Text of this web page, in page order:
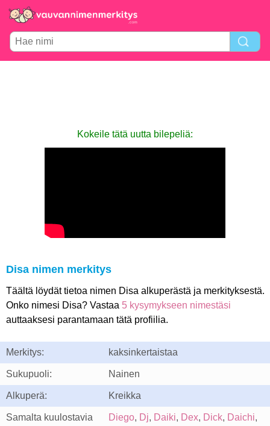
Kokeile tätä uutta bilepeliä:
Disa nimen merkitys
Täältä löydät tietoa nimen Disa alkuperästä ja merkityksestä.
Onko nimesi Disa? Vastaa 5 kysymykseen nimestäsi
auttaaksesi parantamaan tätä profiilia.
Merkitys: kaksinkertaistaa
Sukupuoli: Nainen
Alkuperä: Kreikka
Samalta kuulostavia
Diego, Dj, Daiki, Dex, Dick, Daichi,